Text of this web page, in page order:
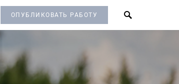
ОПУБЛИКОВАТЬ РАБОТУ